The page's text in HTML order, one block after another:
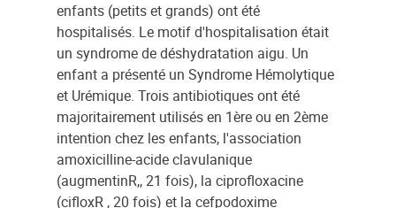
enfants (petits et grands) ont été
hospitalisés. Le motif d'hospitalisation était
un syndrome de déshydratation aigu. Un
enfant a présenté un Syndrome Hémolytique
et Urémique. Trois antibiotiques ont été
majoritairement utilisés en 1ère ou en 2ème
intention chez les enfants, l'association
amoxicilline-acide clavulanique
(augmentinR,, 21 fois), la ciprofloxacine
(cifloxR , 20 fois) et la cefpodoxime